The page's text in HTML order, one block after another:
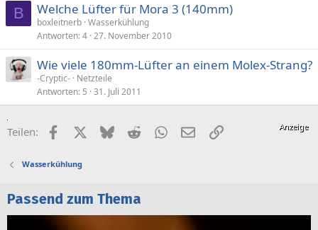
B Welche Lüfter für Mora 3 (140mm)
boxleitnerb Wasserkühlung
Antworten 4 27. November 2010
Wie viele 180mm-Lüfter an einem Molex-Strang?
-Cryptic- Netzteile
Antworten 5 31. Juli 2011
Teilen: FacebookX (Twitter)
BlueskyRedditWhatsApp
E-MailLink
Wasserkühlung
Passend zum Thema